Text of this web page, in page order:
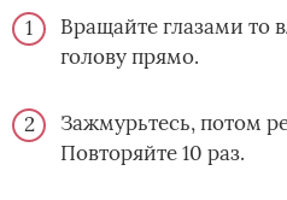
Вращайте глазами то
голову прямо.
Зажмурьтесь, потом
Повторяйте 10 раз.